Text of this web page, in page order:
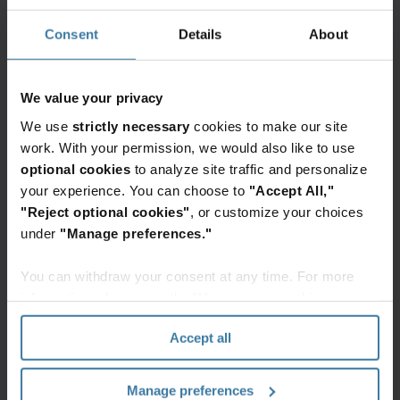
Consent Details About
We value your privacy
We use strictly necessary cookies to make our site
work. With your permission, we would also like to use
optional cookies to analyze site traffic and personalize
your experience. You can choose to "Accept All,"
"Reject optional cookies" , or customize your choices
under "Manage preferences."
You can withdraw your consent at any time. For more
section" of ourPrivacy Policy.
Accept all
Manage preferences
30% skrócenie
Lepsza widoczność
mobilnych i hybrydowych obciążeń roboczych